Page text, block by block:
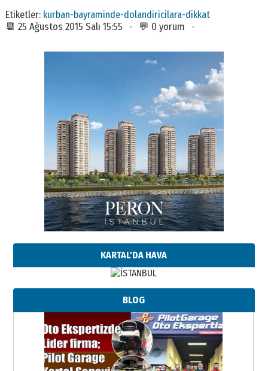
Etiketler: kurban-bayraminde-dolandiricilara-dikkat
📆 25 Ağustos 2015 Salı 15:55 · 💬 0 yorum ·
KARTAL'DA HAVA
BLOG